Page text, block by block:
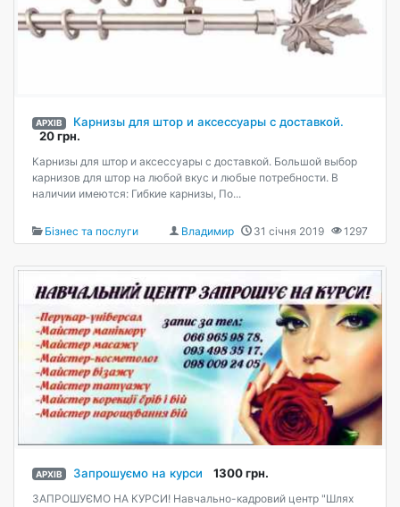
АРХІВ
Карнизы для штор и аксессуары с доставкой.
20 грн.
Карнизы для штор и аксессуары с доставкой. Большой выбор
карнизов для штор на любой вкус и любые потребности. В
наличии имеются: Гибкие карнизы, По...
Бізнес та послуги 1297
31 січня 2019
Владимир
АРХІВ Запрошуємо на курси 1300 грн.
ЗАПРОШУЄМО НА КУРСИ! Навчально-кадровий центр "Шлях